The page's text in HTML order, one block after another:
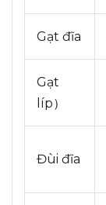
Gạt đĩa
Gạt
líp）
Đùi đĩa